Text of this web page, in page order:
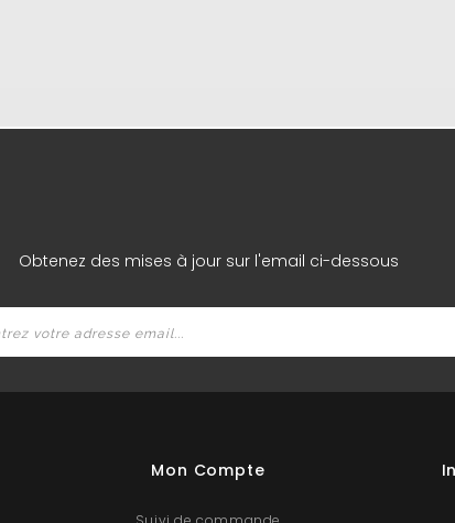
Obtenez des mises à jour sur l'email ci-dessous
Mon Compte